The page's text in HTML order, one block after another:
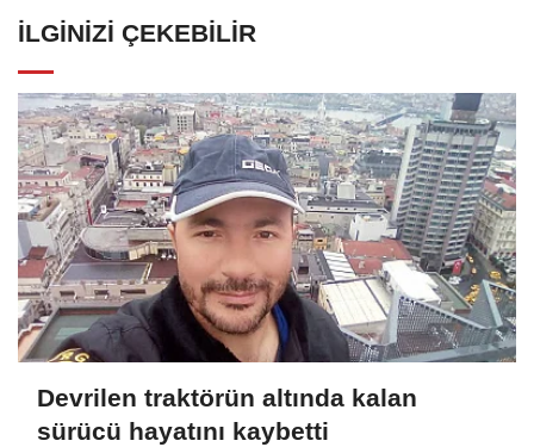
İLGINIZI ÇEKEBILIR
Devrilen traktörün altında kalan
sürücü hayatını kaybetti